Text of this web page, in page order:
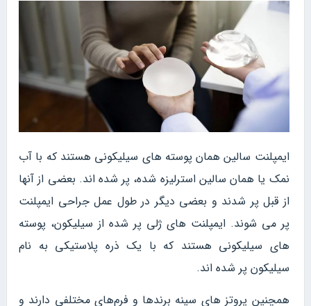
ایمپلنت سالین همان پوسته های سیلیکونی هستند که با آب
نمک یا همان سالین استرلیزه شده، پر شده اند. بعضی از آنها
از قبل پر شدند و بعضی دیگر در طول عمل جراحی ایمپلنت
پر می‌ شوند. ایمپلنت های ژلی پر شده از سیلیکون، پوسته
های سیلیکونی هستند که با یک ذره پلاستیکی به نام
سیلیکون پر شده‌ اند.
همچنین پروتز های سینه برند‌ها و فرم‌های مختلفی دارند و